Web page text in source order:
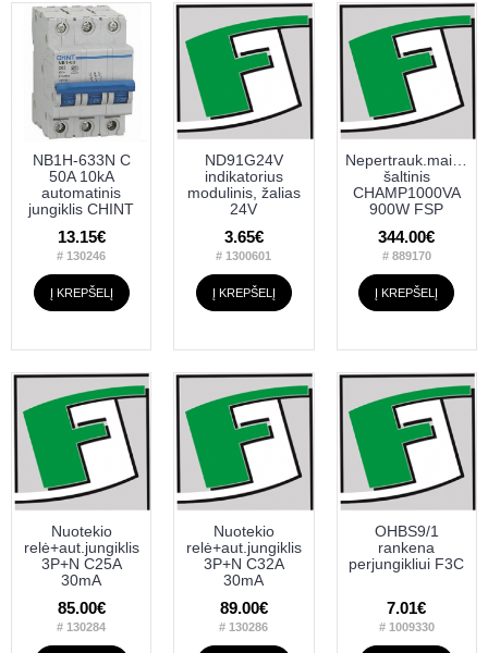
NB1H-633N C
50A 10kA
automatinis
jungiklis CHINT
13.15€
# 130246
Į KREPŠELĮ
ND91G24V
indikatorius
modulinis, žalias
24V
3.65€
# 1300601
Į KREPŠELĮ
šaltinis
CHAMP1000VA
900W FSP
344.00€
# 889170
Į KREPŠELĮ
Nuotekio
relė+aut.jungiklis
3P+N C25A
30mA
85.00€
# 130284
Nuotekio
relė+aut.jungiklis
3P+N C32A
30mA
89.00€
# 130286
OHBS9/1
rankena
perjungikliui F3C
7.01€
# 1009330